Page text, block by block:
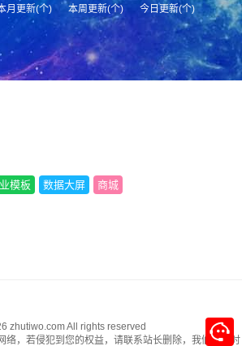
月更新(个) 本周更新(个) 今日更新(个)
模板 数据大屏 商城
zhutiwo.com All rights reserved
络，若侵犯到您的权益，请联系站长删除，我们将及时